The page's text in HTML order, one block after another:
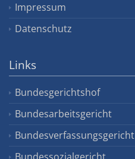
Impressum
Datenschutz
Links
Bundesgerichtshof
Bundesarbeitsgericht
Bundesverfassungsgericht